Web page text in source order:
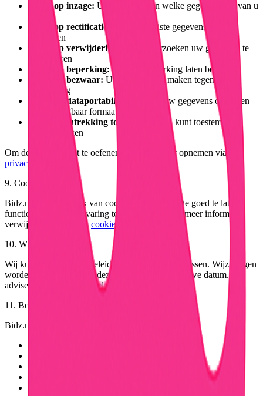
Recht op inzage: U kunt opvragen welke gegevens wij van u
hebben
Recht op rectificatie:
U kunt onjuiste gegevens laten
corrigeren
Recht op verwijdering:
U kunt verzoeken uw gegevens te
verwijderen
Recht op beperking:U kunt verwerking laten beperken
Recht op bezwaar: U kunt bezwaar maken tegen
verwerking
Recht op dataportabiliteit:
U kunt uw gegevens opvragen
in een gangbaar formaat
Recht op intrekking toestemming:
U kunt toestemming
altijd intrekken
Om deze rechten uit te oefenen, kunt u contact opnemen via
privacy@bidz.nl
9. Cookies
Bidz.nl maakt gebruik van cookies om de website goed te laten
functioneren en uw ervaring te verbeteren. Voor meer informatie
verwijzen wij naar ons cookiebeleid
10. Wijzigingen
Wij kunnen dit privacybeleid van tijd tot tijd aanpassen. Wijzigingen
worden gepubliceerd op deze pagina met een nieuwe datum. Wij
adviseren u dit beleid regelmatig te raadplegen.
11. Bedrijfsgegevens
Bidz.nl wordt geëxploiteerd door: